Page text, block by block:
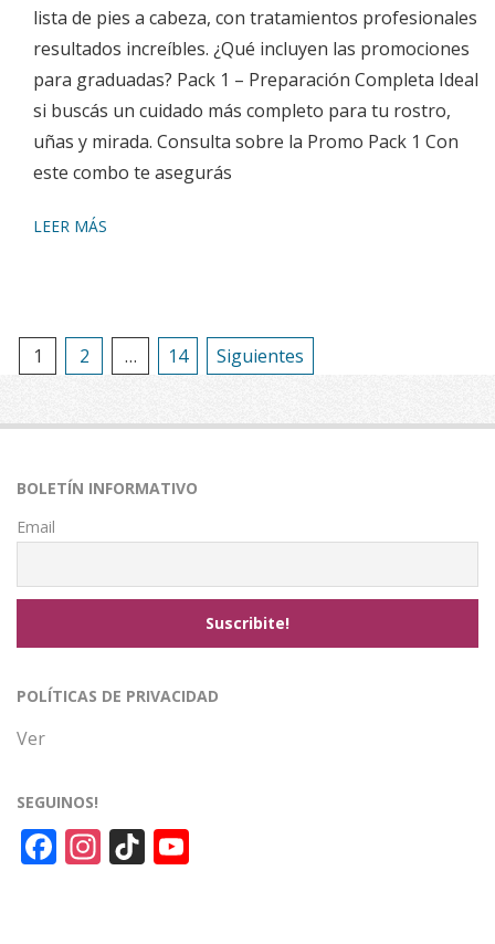
lista de pies a cabeza, con tratamientos profesionales y
resultados increíbles. ¿Qué incluyen las promociones
para graduadas? Pack 1 – Preparación Completa Ideal
si buscás un cuidado más completo para tu rostro,
uñas y mirada. Consulta sobre la Promo Pack 1 Con
este combo te asegurás
LEER MÁS
Paginación
de
entradas
1 2 … 14 Siguientes
BOLETÍN INFORMATIVO
Email
POLÍTICAS DE PRIVACIDAD
Ver
SEGUINOS!
Facebook
Instagram
TikTok